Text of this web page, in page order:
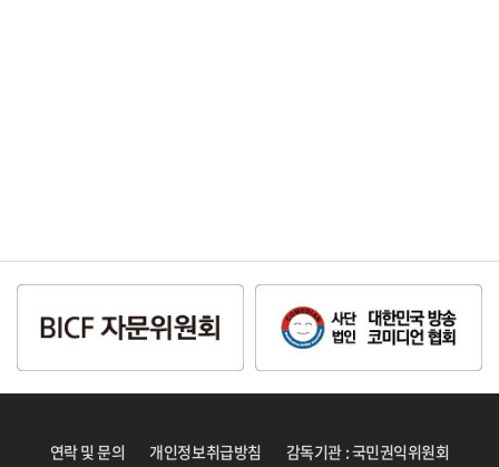
연락 및 문의 개인정보취급방침 감독기관 : 국민권익위원회